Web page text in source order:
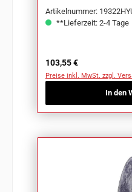
Artikelnummer:
**Lieferzeit: 2-4 Tage
Regulärer Preis:
103,55 €
Preise inkl. MwSt. zzgl.
In den